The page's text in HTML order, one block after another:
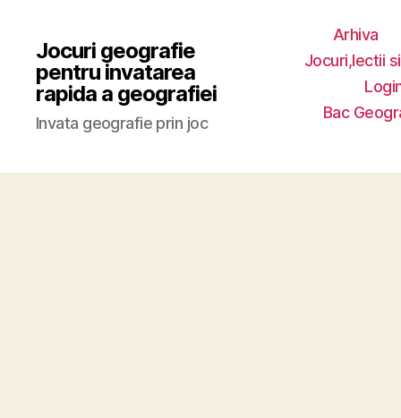
Jocuri geografie
pentru invatarea
rapida a geografiei
Invata geografie prin joc
Arhiva
Jocuri,lectii
Bac